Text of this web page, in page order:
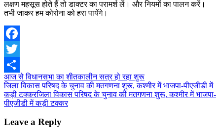
लक्षण महसूस होते हैं तो डाक्टर का परामर्श लें। और नियमों का पालन करें।
तभी जाकर हम कोरोना को हरा पायेंगे।
Facebook
Twitter
Share
Post
navigation
आज से विधानसभा का शीतकालीन सत्र हो रहा शुरू
जिला विकास परिषद के चुनाव की मतगणना शुरू, कश्मीर में भाजपा-पीएजीडी में
कड़ी टक्करजिला विकास परिषद के चुनाव की मतगणना शुरू, कश्मीर में भाजपा-
पीएजीडी में कड़ी टक्कर
Leave a Reply